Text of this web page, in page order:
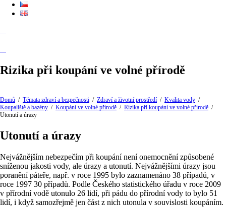
Rizika při koupání ve volné přírodě
Domů / Témata zdraví a bezpečnosti / Zdraví a životní prostředí / Kvalita vody /
Koupaliště a bazény / Koupání ve volné přírodě / Rizika při koupání ve volné přírodě /
Utonutí a úrazy
Utonutí a úrazy
Nejvážnějším nebezpečím při koupání není onemocnění způsobené
sníženou jakosti vody, ale úrazy a utonutí. Nejvážnějšími úrazy jsou
poranění páteře, např. v roce 1995 bylo zaznamenáno 38 případů, v
roce 1997 30 případů. Podle Českého statistického úřadu v roce 2009
v přírodní vodě utonulo 26 lidí, při pádu do přírodní vody to bylo 51
lidí, i když samozřejmě jen část z nich utonula v souvislosti koupáním.